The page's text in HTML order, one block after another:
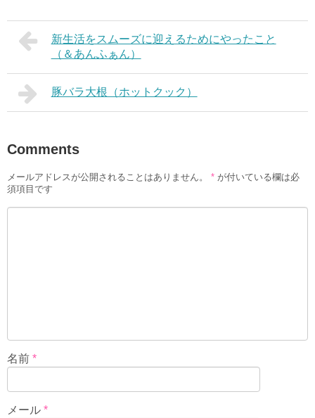
新生活をスムーズに迎えるためにやったこと
（＆あんふぁん）
豚バラ大根（ホットクック）
Comments
メールアドレスが公開されることはありません。 * が付いている欄は必
須項目です
名前 *
メール *